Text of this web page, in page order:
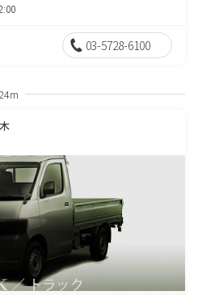
03-5728-6100